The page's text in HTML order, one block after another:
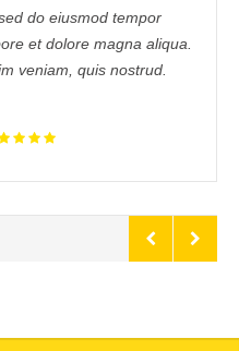
aperiam,